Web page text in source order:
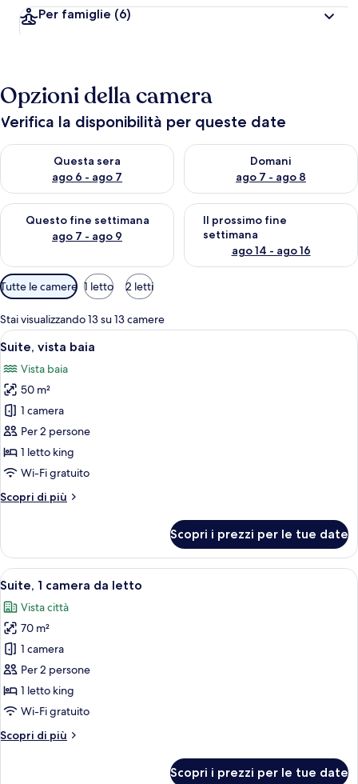
Per famiglie (6)
Opzioni della camera
Verifica la disponibilità per queste date
Questa sera
ago 6 - ago 7
Verifica la disponibilità per questa sera, ago 6 - ago 7
Domani
ago 7 - ago 8
Verifica la disponibilità per
Questo fine settimana
ago 7 - ago 9
Verifica la disponibilità per questo fine settimana, ago 7 - ago
Il prossimo fine
settimana
ago 14 - ago 16
Verifica la disponibilità per il
Filtri
disponibili
per
le
camere
Tutte le camere 1 letto 2 letti
Stai visualizzando 13 su 13 camere
Apri
tutte
le
foto
per
Suite,
vista
baia
Una camera d'hotel moderna con
5
Suite, vista baia
Vista baia
50 m²
1 camera
Per 2 persone
1 letto king
Wi-Fi gratuito
Scopri di più
Altri
vista
baia
Scopri i prezzi per le tue date
Apri
tutte
le
foto
per
Suite,
1
camera
letto
Una camera d'albergo con un letto,
4
Suite, 1 camera da letto
Vista città
70 m²
1 camera
Per 2 persone
1 letto king
Wi-Fi gratuito
Scopri di più
Altri
Scopri i prezzi per le tue date